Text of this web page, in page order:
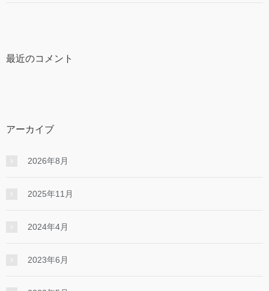
最近のコメント
アーカイブ
2026年8月
2025年11月
2024年4月
2023年6月